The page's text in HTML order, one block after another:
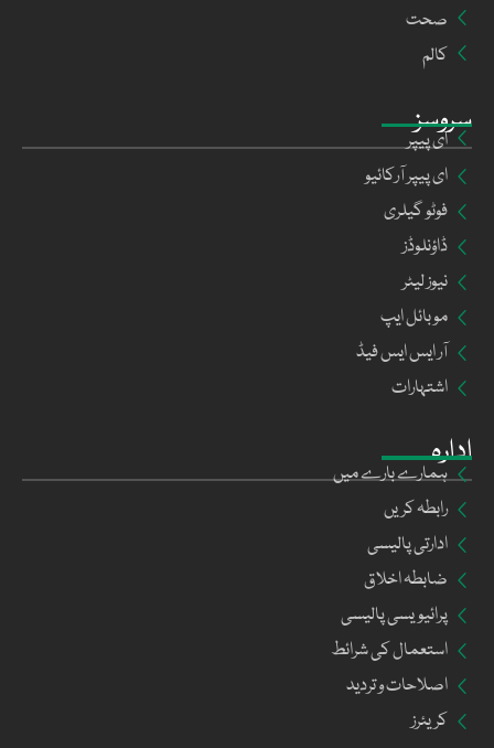
ادارہ
ہمارے بارے میں
رابطہ کریں
ادارتی پالیسی
ضابطہ اخلاق
پرائیویسی پالیسی
استعمال کی شرائط
اصلاحات و تردید
کریئرز
سروسز
ای پیپر
ای پیپر آرکائیو
فوٹو گیلری
ڈاؤنلوڈز
نیوز لیٹر
موبائل ایپ
آر ایس ایس فیڈ
اشتہارات
صحت
کالم